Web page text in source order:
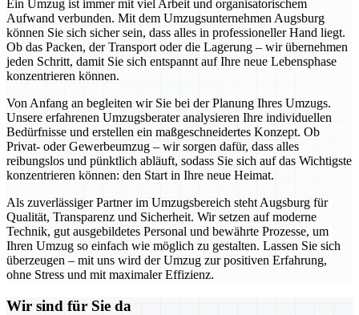
Ein Umzug ist immer mit viel Arbeit und organisatorischem
Aufwand verbunden. Mit dem Umzugsunternehmen Augsburg
können Sie sich sicher sein, dass alles in professioneller Hand liegt.
Ob das Packen, der Transport oder die Lagerung – wir übernehmen
jeden Schritt, damit Sie sich entspannt auf Ihre neue Lebensphase
konzentrieren können.
Von Anfang an begleiten wir Sie bei der Planung Ihres Umzugs.
Unsere erfahrenen Umzugsberater analysieren Ihre individuellen
Bedürfnisse und erstellen ein maßgeschneidertes Konzept. Ob
Privat- oder Gewerbeumzug – wir sorgen dafür, dass alles
reibungslos und pünktlich abläuft, sodass Sie sich auf das Wichtigste
konzentrieren können: den Start in Ihre neue Heimat.
Als zuverlässiger Partner im Umzugsbereich steht Augsburg für
Qualität, Transparenz und Sicherheit. Wir setzen auf moderne
Technik, gut ausgebildetes Personal und bewährte Prozesse, um
Ihren Umzug so einfach wie möglich zu gestalten. Lassen Sie sich
überzeugen – mit uns wird der Umzug zur positiven Erfahrung,
ohne Stress und mit maximaler Effizienz.
Wir sind für Sie da